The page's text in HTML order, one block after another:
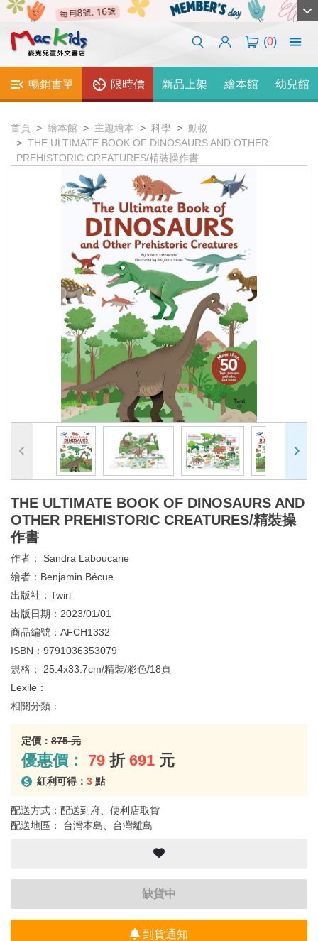
(0)
暢銷書單 限時價 新品上架 繪本館 幼兒館
首頁 繪本館 主題繪本 科學
動物
THE ULTIMATE BOOK OF DINOSAURS AND OTHER
PREHISTORIC CREATURES/精裝操作書
THE ULTIMATE BOOK OF DINOSAURS AND
OTHER PREHISTORIC CREATURES/精裝操
作書
作者： Sandra Laboucarie
繪者： Benjamin Bécue
出版社： Twirl
出版日期： 2023/01/01
商品編號： AFCH1332
ISBN： 9791036353079
規格： 25.4x33.7cm/精裝/彩色/18頁
Lexile：
相關分類：
定價： 875 元
優惠價： 79 折 691 元
紅利可得： 3 點
配送方式：配送到府、便利店取貨
配送地區： 台灣本島、台灣離島
缺貨中
到貨通知